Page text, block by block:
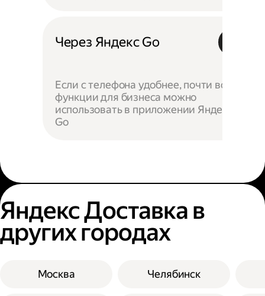
Через Яндекс Go
Если с телефона удобнее, почти все
функции для бизнеса можно
использовать в приложении Яндекс
Go
Яндекс Доставка в
других городах
Москва Челябинск